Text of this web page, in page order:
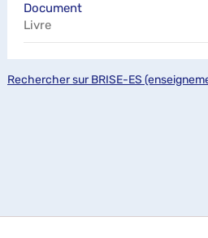
Document
Livre
Rechercher sur BRISE-ES